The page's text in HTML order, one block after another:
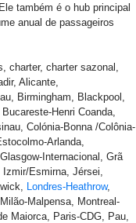
também é o hub principal
anual de passageiros
charter, charter sazonal,
Alicante,
Birmingham, Blackpool,
Henri Coanda,
Colónia-Bonna /Colônia-
Arlanda,
Internacional, Grã
Esmirna, Jérsei,
Londres-Heathrow,
Malpensa, Montreal-
Maiorca, Paris-CDG, Pau,